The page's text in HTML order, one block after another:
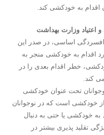
به خودکشی کند.
اعتیاد وزارت بهداشت
افسردگی اساسی، در صدر این
اقدام به خودکشی منجر به
خطر اقدام بعدی را در
کند.
تحت عنوان خودکشی
خودکشی است که در نوجوانان
به خودکشی یا حتی به دنبال
تقلید پذیری بیشتر در